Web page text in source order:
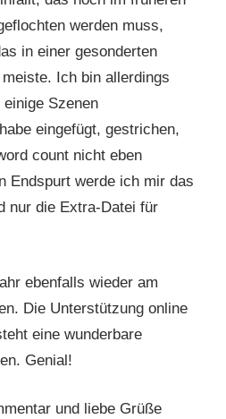
werden muss,
in einer gesonderten
Ich bin allerdings
Szenen
eingefügt, gestrichen,
count nicht eben
Endspurt werde ich mir das
nur die Extra-Datei für
ebenfalls wieder am
Die Unterstützung online
eine wunderbare
Genial!
und liebe Grüße